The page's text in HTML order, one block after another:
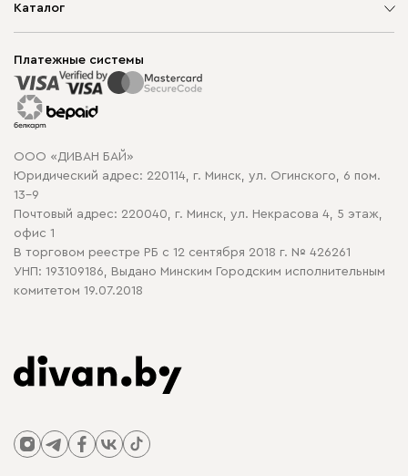
О компании
Способы оплаты
Рассрочка и кредит
Гарантия
Карта сайта
Политика конфиденциальности
Политика в отношении обработки cookie
Каталог
Корпусная мебель
Распродажа мебели
Платежные системы
ООО «ДИВАН БАЙ»
Юридический адрес: 220114, г. Минск, ул. Огинского, 6 пом.
13-9
Почтовый адрес: 220040, г. Минск, ул. Некрасова 4, 5 этаж,
офис 1
В торговом реестре РБ с 12 сентября 2018 г. № 426261
УНП: 193109186, Выдано Минским Городским исполнительным
комитетом 19.07.2018